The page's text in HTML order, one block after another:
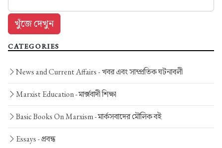
CATEGORIES
News and Current Affairs -খবর এবং সাম্প্রতিক ঘটনাবলী
Marxist Education -মার্ক্সবাদী শিক্ষা
Basic Books On Marxism -মার্কসবাদের মৌলিক বই
Essays -প্রবন্ধ